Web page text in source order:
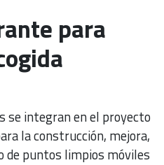
para
se integran en el proyecto
la construcción, mejora,
puntos limpios móviles